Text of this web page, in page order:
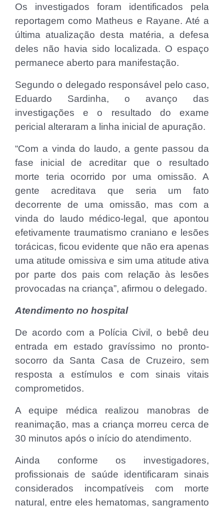
Os investigados foram identificados pela
reportagem como Matheus e Rayane. Até a
última atualização desta matéria, a defesa
deles não havia sido localizada. O espaço
permanece aberto para manifestação.
Segundo o delegado responsável pelo caso,
Eduardo Sardinha, o avanço das
investigações e o resultado do exame
pericial alteraram a linha inicial de apuração.
“Com a vinda do laudo, a gente passou da
fase inicial de acreditar que o resultado
morte teria ocorrido por uma omissão. A
gente acreditava que seria um fato
decorrente de uma omissão, mas com a
vinda do laudo médico-legal, que apontou
efetivamente traumatismo craniano e lesões
torácicas, ficou evidente que não era apenas
uma atitude omissiva e sim uma atitude ativa
por parte dos pais com relação às lesões
provocadas na criança”, afirmou o delegado.
Atendimento no hospital
De acordo com a Polícia Civil, o bebê deu
entrada em estado gravíssimo no pronto-
socorro da Santa Casa de Cruzeiro, sem
resposta a estímulos e com sinais vitais
comprometidos.
A equipe médica realizou manobras de
reanimação, mas a criança morreu cerca de
30 minutos após o início do atendimento.
Ainda conforme os investigadores,
profissionais de saúde identificaram sinais
considerados incompatíveis com morte
natural, entre eles hematomas, sangramento